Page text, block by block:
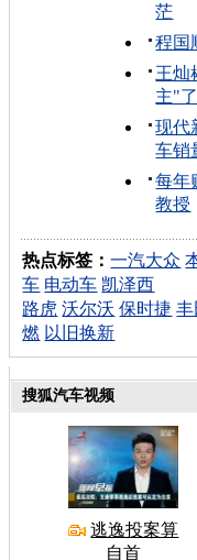
茫
程国
王灿
主"
现代
车销
每年
教授
热点标签：一汽大众
车 电动车 凯泽西
路虎 沃尔沃 保时捷 丰
燃 以旧换新
搜狐汽车视频
逃逸投案算
自首